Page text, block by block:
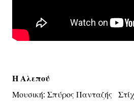
Η Αλεπού
Μουσική: Σπύρος Πανταζής